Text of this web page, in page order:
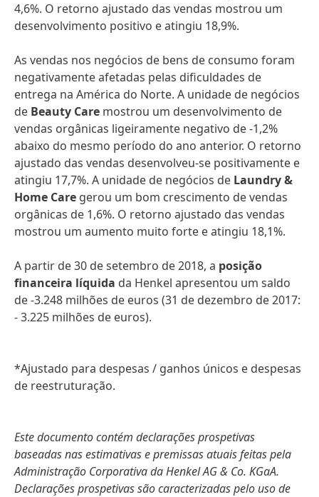
4,6%. O retorno ajustado das vendas mostrou um
desenvolvimento positivo e atingiu 18,9%.
As vendas nos negócios de bens de consumo foram
negativamente afetadas pelas dificuldades de
entrega na América do Norte. A unidade de negócios
de Beauty Care mostrou um desenvolvimento de
vendas orgânicas ligeiramente negativo de -1,2%
abaixo do mesmo período do ano anterior. O retorno
ajustado das vendas desenvolveu-se positivamente e
atingiu 17,7%. A unidade de negócios de Laundry &
Home Care gerou um bom crescimento de vendas
orgânicas de 1,6%. O retorno ajustado das vendas
mostrou um aumento muito forte e atingiu 18,1%.
A partir de 30 de setembro de 2018, a posição
financeira líquida da Henkel apresentou um saldo
de -3.248 milhões de euros (31 de dezembro de 2017:
- 3.225 milhões de euros).
*Ajustado para despesas / ganhos únicos e despesas
de reestruturação.
Este documento contém declarações prospetivas
baseadas nas estimativas e premissas atuais feitas pela
Administração Corporativa da Henkel AG & Co. KGaA.
Declarações prospetivas são caracterizadas pelo uso de